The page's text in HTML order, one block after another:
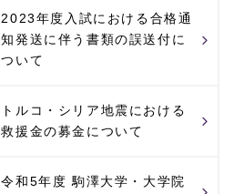
2023年度入試における合格通
知発送に伴う書類の誤送付に
ついて
トルコ・シリア地震における
救援金の募金について
令和5年度 駒澤大学・大学院